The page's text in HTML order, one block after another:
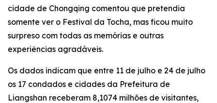
cidade de Chongqing comentou que pretendia
somente ver o Festival da Tocha, mas ficou muito
surpreso com todas as memórias e outras
experiências agradáveis.
Os dados indicam que entre 11 de julho e 24 de julho
os 17 condados e cidades da Prefeitura de
Liangshan receberam 8,1074 milhões de visitantes,